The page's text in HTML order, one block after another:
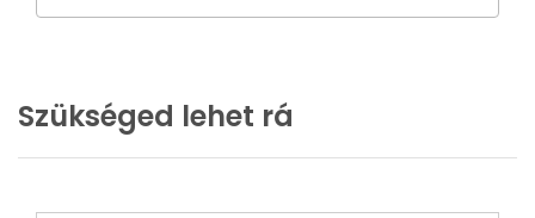
Szükséged lehet rá